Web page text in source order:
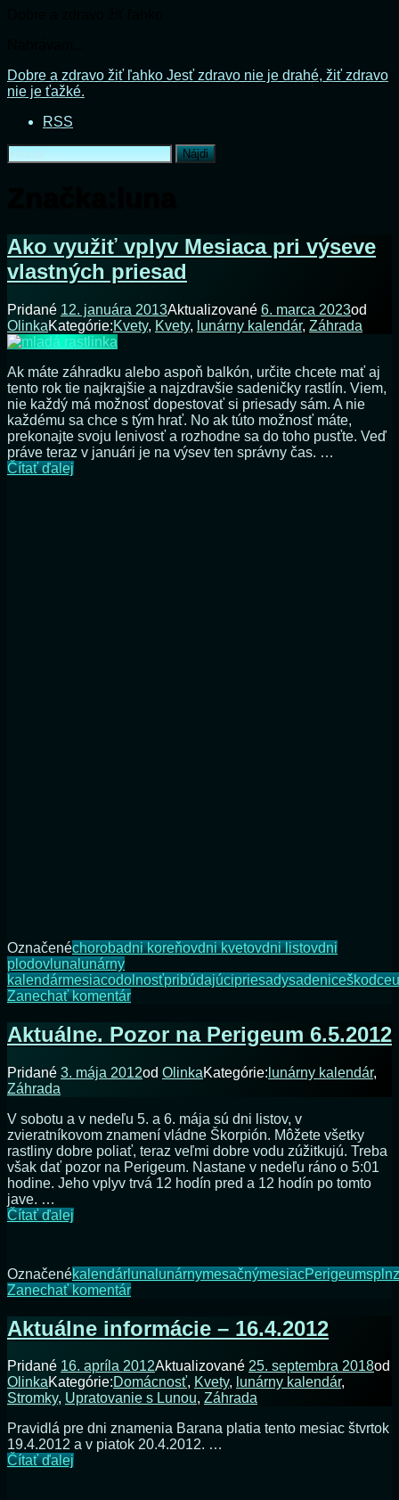
Prejsť
na
Dobre a zdravo žiť ľahko Jesť zdravo nie je drahé, žiť zdravo
nie je ťažké.
RSS
Hľadať:
Ako využiť vplyv Mesiaca pri výseve
vlastných priesad
Pridané 12. januára 2013Aktualizované 6. marca 2023od
OlinkaKategórie:Kvety, Kvety, lunárny kalendár, Záhrada
Ak máte záhradku alebo aspoň balkón, určite chcete mať aj
tento rok tie najkrajšie a najzdravšie sadeničky rastlín. Viem,
nie každý má možnosť dopestovať si priesady sám. A nie
každému sa chce s tým hrať. No ak túto možnosť máte,
prekonajte svoju lenivosť a rozhodne sa do toho pusťte. Veď
práve teraz v januári je na výsev ten správny čas. …
Čítať ďalejAko
Označenéchorobadni koreňovdni kvetovdni listovdni
plodovlunalunárny
kalendármesiacodolnosťpribúdajúcipriesadysadeniceškodce
Zanechať komentárna
využiť
vplyv
pri
priesad
Aktuálne. Pozor na Perigeum 6.5.2012
Pridané 3. mája 2012od OlinkaKategórie: lunárny kalendár,
Záhrada
V sobotu a v nedeľu 5. a 6. mája sú dni listov, v
zvieratníkovom znamení vládne Škorpión. Môžete všetky
rastliny dobre poliať, teraz veľmi dobre vodu zúžitkujú. Treba
však dať pozor na Perigeum. Nastane v nedeľu ráno o 5:01
hodine. Jeho vplyv trvá 12 hodín pred a 12 hodín po tomto
jave. …
Čítať ďalejAktuálne.
6.5.2012
OznačenékalendárlunalunárnymesačnýmesiacPerigeumspln
Zanechať komentárna
Pozor
na
6.5.2012
Aktuálne informácie – 16.4.2012
Pridané 16. apríla 2012Aktualizované 25. septembra 2018od
OlinkaKategórie:Domácnosť, Kvety, lunárny kalendár,
Stromky, Upratovanie s Lunou, Záhrada
Pravidlá pre dni znamenia Barana platia tento mesiac štvrtok
19.4.2012 a v piatok 20.4.2012. …
Čítať ďalejAktuálne